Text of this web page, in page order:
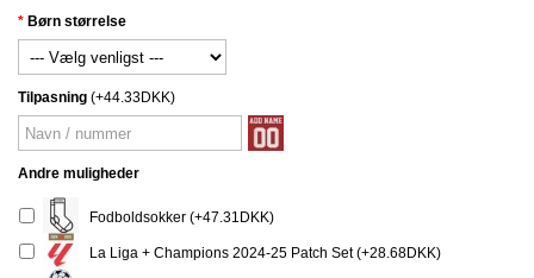
Børn størrelse
Tilpasning (+44.33DKK)
Andre muligheder
Fodboldsokker (+47.31DKK)
La Liga + Champions 2024-25 Patch Set (+28.68DKK)